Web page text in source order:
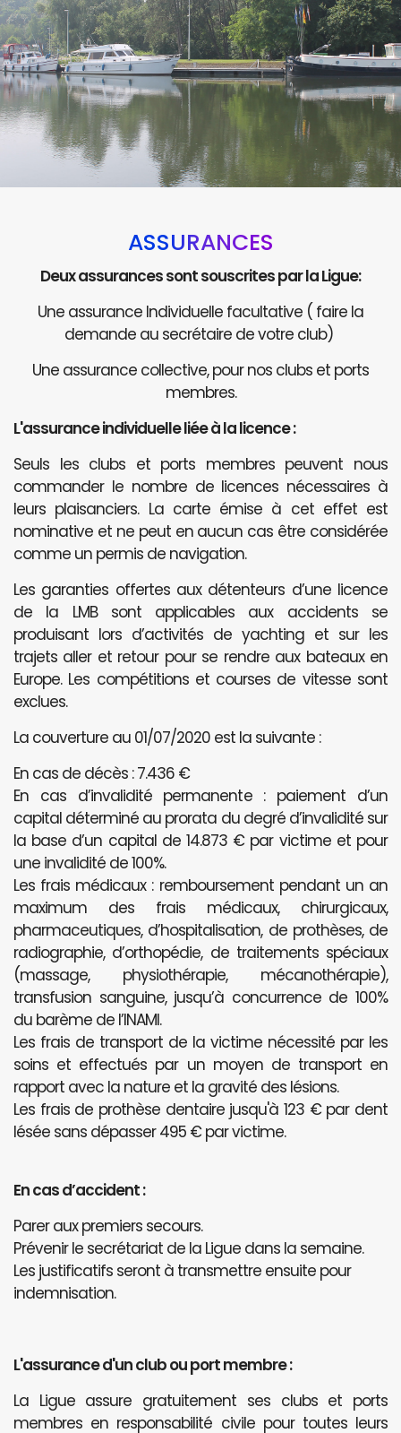
ASSURANCES
Deux assurances sont souscrites par la Ligue:
Une assurance Individuelle facultative ( faire la
demande au secrétaire de votre club)
Une assurance collective, pour nos clubs et ports
membres.
L'assurance individuelle liée à la licence :
Seuls les clubs et ports membres peuvent nous
commander le nombre de licences nécessaires à
leurs plaisanciers. La carte émise à cet effet est
nominative et ne peut en aucun cas être considérée
comme un permis de navigation.
Les garanties offertes aux détenteurs d’une licence
de la LMB sont applicables aux accidents se
produisant lors d’activités de yachting et sur les
trajets aller et retour pour se rendre aux bateaux en
Europe. Les compétitions et courses de vitesse sont
exclues.
La couverture au 01/07/2020 est la suivante :
En cas de décès : 7.436 €
En cas d’invalidité permanente : paiement d’un
capital déterminé au prorata du degré d’invalidité sur
la base d’un capital de 14.873 € par victime et pour
une invalidité de 100%.
Les frais médicaux : remboursement pendant un an
maximum des frais médicaux, chirurgicaux,
pharmaceutiques, d’hospitalisation, de prothèses, de
radiographie, d’orthopédie, de traitements spéciaux
(massage, physiothérapie, mécanothérapie),
transfusion sanguine, jusqu’à concurrence de 100%
du barème de l’INAMI.
Les frais de transport de la victime nécessité par les
soins et effectués par un moyen de transport en
rapport avec la nature et la gravité des lésions.
Les frais de prothèse dentaire jusqu'à 123 € par dent
lésée sans dépasser 495 € par victime.
En cas d’accident :
Parer aux premiers secours.
Prévenir le secrétariat de la Ligue dans la semaine.
Les justificatifs seront à transmettre ensuite pour
indemnisation.
L'assurance d'un club ou port membre :
La Ligue assure gratuitement ses clubs et ports
membres en responsabilité civile pour toutes leurs